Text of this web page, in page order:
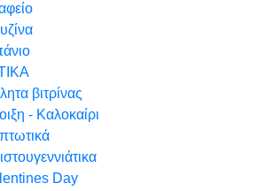
βιτρίνας
- Καλοκαίρι
Day